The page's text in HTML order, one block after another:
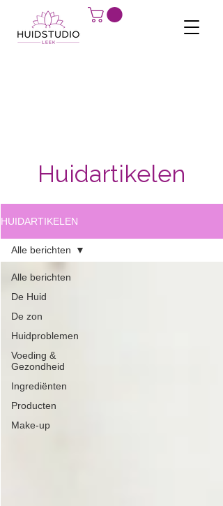
Huidartikelen
HUIDARTIKELEN
Alle berichten
De Huid
De zon
Huidproblemen
Voeding &
Gezondheid
Ingrediënten
Producten
Make-up
Alle berichten